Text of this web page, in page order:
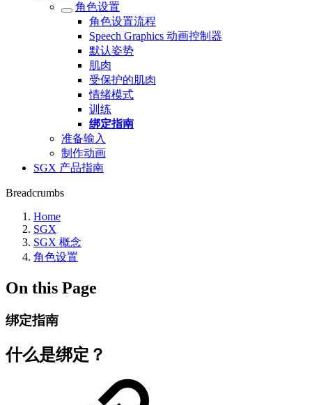
角色设置
角色设置流程
Speech Graphics 动画控制器
默认姿势
肌肉
受保护的肌肉
情绪模式
训练
绑定指南
准备输入
制作动画
SGX 产品指南
Breadcrumbs
Home
SGX
SGX 概念
角色设置
On this Page
绑定指南
什么是绑定？